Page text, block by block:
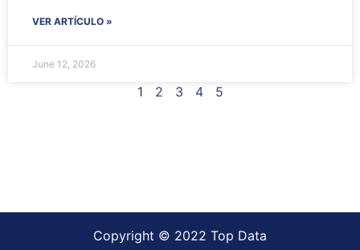
VER ARTÍCULO »
June 12, 2026
1 2 3 4 5
Copyright © 2022 Top Data